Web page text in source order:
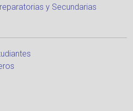
y Secundarias